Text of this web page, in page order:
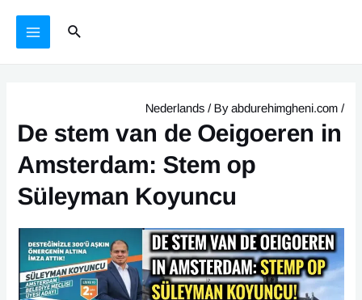
Search
/
Nederlands/ Byabdurehimgheni.com
De stem van de Oeigoeren in
Amsterdam: Stem op
Süleyman Koyuncu